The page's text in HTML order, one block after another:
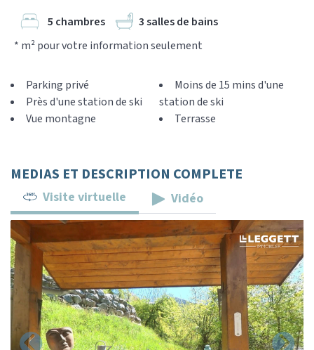
5 chambres
3 salles de bains
* m² pour votre information seulement
Parking privé
Près d'une station de ski
Vue montagne
Moins de 15 mins d'une
station de ski
Terrasse
MEDIAS ET DESCRIPTION COMPLETE
Visite virtuelle Vidéo